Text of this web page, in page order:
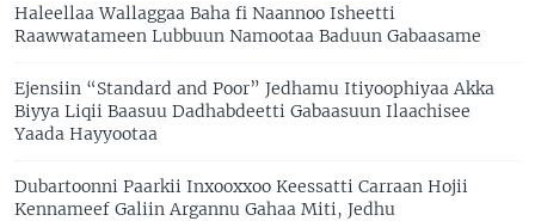
Haleellaa Wallaggaa Baha fi Naannoo Isheetti
Raawwatameen Lubbuun Namootaa Baduun Gabaasame
Ejensiin “Standard and Poor” Jedhamu Itiyoophiyaa Akka
Biyya Liqii Baasuu Dadhabdeetti Gabaasuun Ilaachisee
Yaada Hayyootaa
Dubartoonni Paarkii Inxooxxoo Keessatti Carraan Hojii
Kennameef Galiin Argannu Gahaa Miti, Jedhu